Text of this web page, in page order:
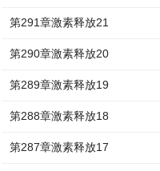
第291章激素释放21
第290章激素释放20
第289章激素释放19
第288章激素释放18
第287章激素释放17